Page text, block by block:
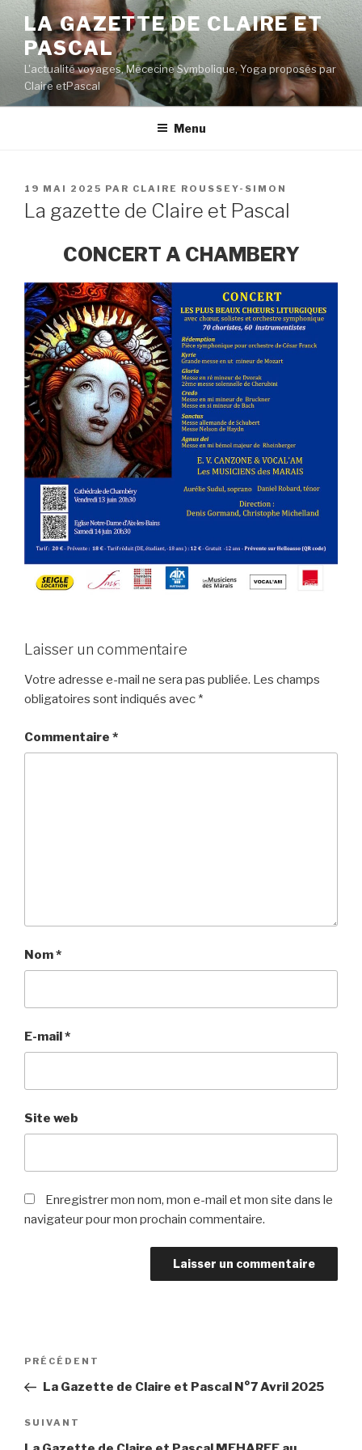
Aller
contenu
principal
LA GAZETTE DE CLAIRE ET
PASCAL
L'actualité voyages, Mécecine Symbolique, Yoga proposés par
Claire etPascal
Menu
PUBLIÉ
LE
19 MAI 2025 PAR CLAIRE ROUSSEY-SIMON
La gazette de Claire et Pascal
CONCERT A CHAMBERY
Laisser un commentaire
Votre adresse e-mail ne sera pas publiée. Les champs
obligatoires sont indiqués avec *
Commentaire *
Nom*
E-mail*
Site web
Enregistrer mon nom, mon e-mail et mon site dans le
navigateur pour mon prochain commentaire.
Navigation
l’article
Article
précédent
PRÉCÉDENT
La Gazette de Claire et Pascal N°7 Avril 2025
Article
suivant
SUIVANT